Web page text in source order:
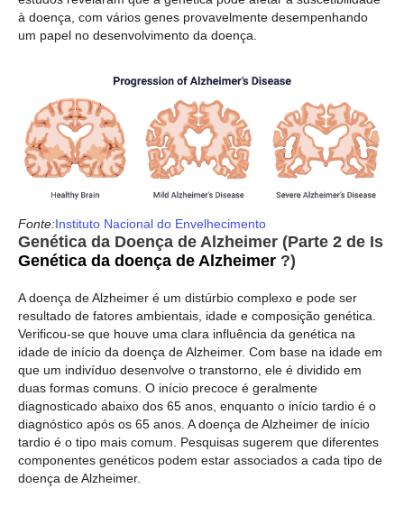
à doença, com vários genes provavelmente desempenhando
um papel no desenvolvimento da doença.
Fonte:Instituto Nacional do Envelhecimento
Genética da Doença de Alzheimer (Parte 2 de Is
Genética da doença de Alzheimer ?)
A doença de Alzheimer é um distúrbio complexo e pode ser
resultado de fatores ambientais, idade e composição genética.
Verificou-se que houve uma clara influência da genética na
idade de início da doença de Alzheimer. Com base na idade em
que um indivíduo desenvolve o transtorno, ele é dividido em
duas formas comuns. O início precoce é geralmente
diagnosticado abaixo dos 65 anos, enquanto o início tardio é o
diagnóstico após os 65 anos. A doença de Alzheimer de início
tardio é o tipo mais comum. Pesquisas sugerem que diferentes
componentes genéticos podem estar associados a cada tipo de
doença de Alzheimer.